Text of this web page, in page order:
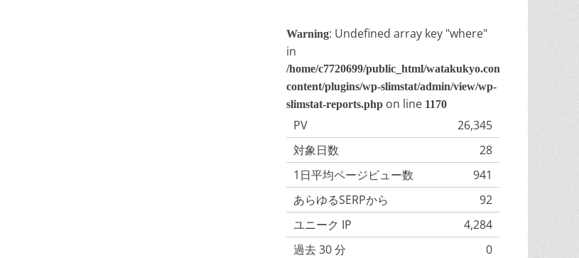
Warning: Undefined array key "where"
in
/home/c7720699/public_html/watakukyo.com/wp-
content/plugins/wp-slimstat/admin/view/wp-
slimstat-reports.php on line 1170
PV
26,345
対象日数
28
1日平均ページビュー数
941
あらゆるSERPから
92
ユニーク IP
4,284
過去 30 分
0